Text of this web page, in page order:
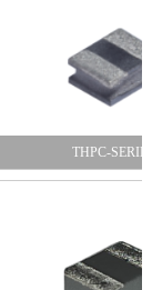
THPC-SERIES